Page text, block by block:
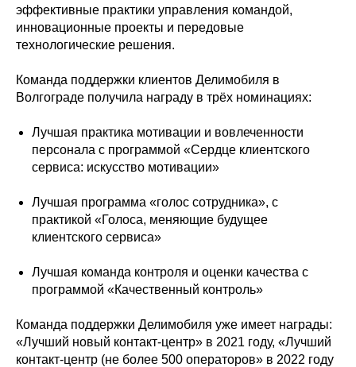
эффективные практики управления командой,
инновационные проекты и передовые
технологические решения.
Команда поддержки клиентов Делимобиля в
Волгограде получила награду в трёх номинациях:
Лучшая практика мотивации и вовлеченности
персонала с программой «Сердце клиентского
сервиса: искусство мотивации»
Лучшая программа «голос сотрудника», с
практикой «Голоса, меняющие будущее
клиентского сервиса»
Лучшая команда контроля и оценки качества с
программой «Качественный контроль»
Команда поддержки Делимобиля уже имеет награды:
«‎Лучший новый контакт-центр» в 2021 году, «‎Лучший
контакт-центр (не более 500 операторов» в 2022 году